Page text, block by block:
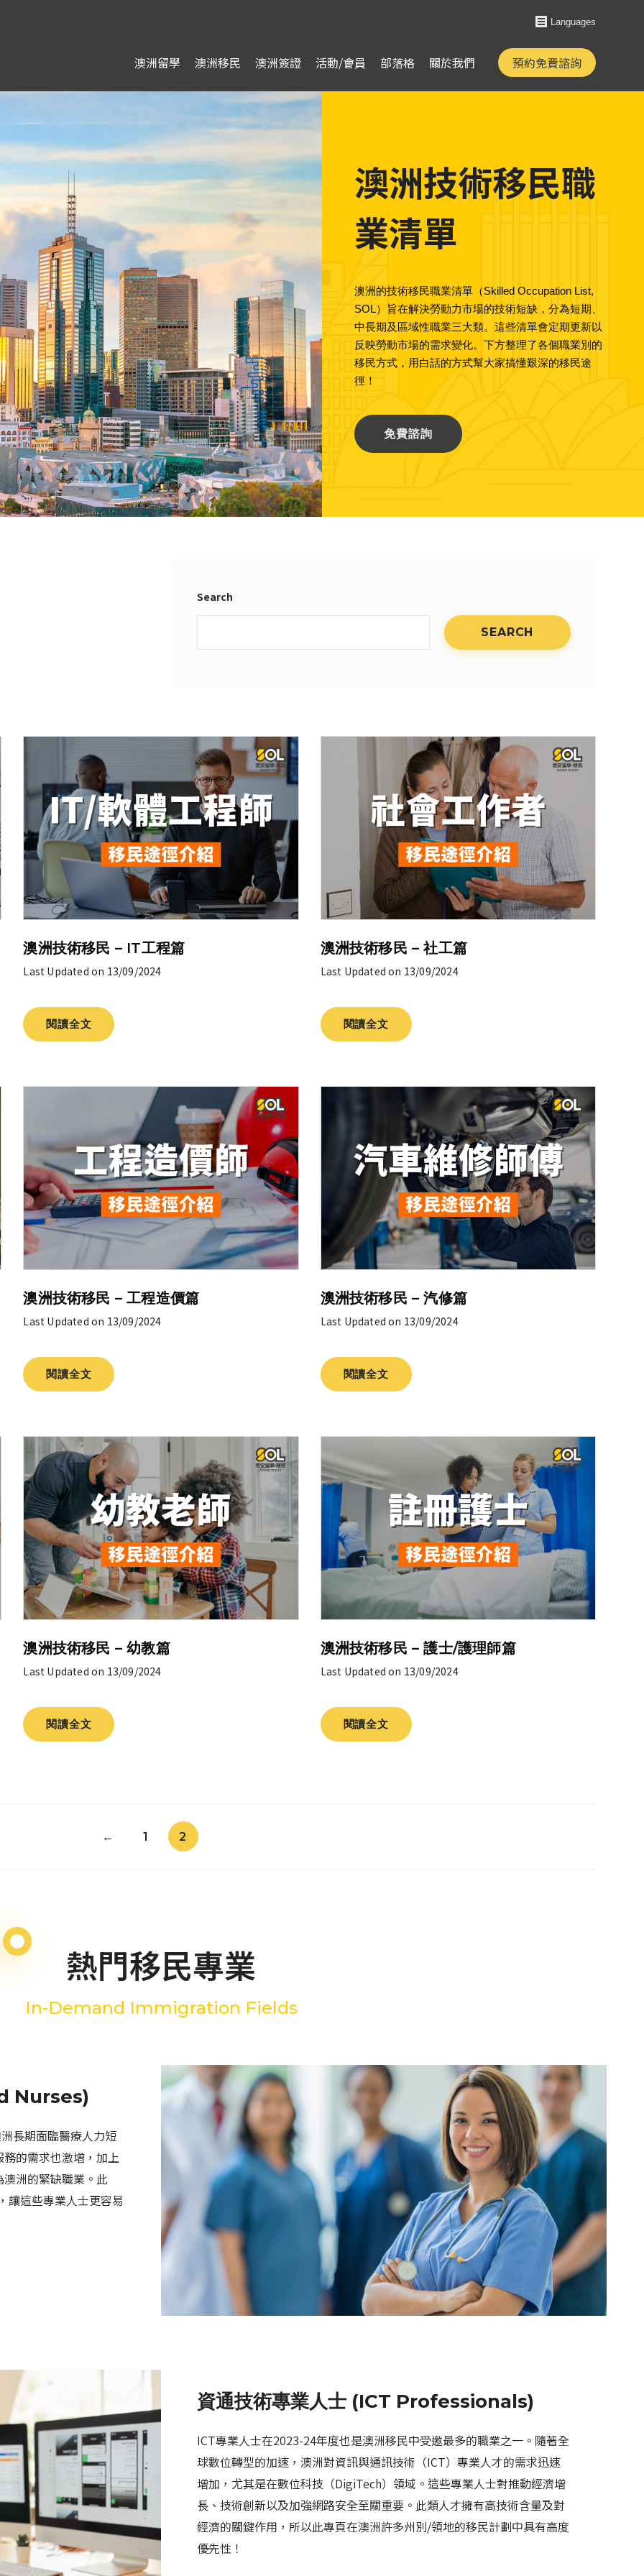
Languages
澳洲留學 澳洲移民 澳洲簽證 活動/會員 部落格 關於我們 預約免費諮詢
澳洲技術移民職
業清單
澳洲的技術移民職業清單（Skilled Occupation List,
SOL）旨在解決勞動力市場的技術短缺，分為短期、
中長期及區域性職業三大類。這些清單會定期更新以
反映勞動市場的需求變化。下方整理了各個職業別的
移民方式，用白話的方式幫大家搞懂艱深的移民途
徑！
免費諮詢
Search
SEARCH
澳洲技術移民 – IT工程篇
Last Updated on 13/09/2024
閱讀全文
澳洲技術移民 – 社工篇
Last Updated on 13/09/2024
閱讀全文
澳洲技術移民 – 工程造價篇
Last Updated on 13/09/2024
閱讀全文
澳洲技術移民 – 汽修篇
Last Updated on 13/09/2024
閱讀全文
澳洲技術移民 – 幼教篇
Last Updated on 13/09/2024
閱讀全文
澳洲技術移民 – 護士/護理師篇
Last Updated on 13/09/2024
閱讀全文
← 1 2
熱門移民專業
In-Demand Immigration Fields
Nurses)
長期面臨醫療人力短
的需求也激增，加上
洲的緊缺職業。此
讓這些專業人士更容易
資通技術專業人士 (ICT Professionals)
ICT專業人士在2023-24年度也是澳洲移民中受邀最多的職業之一。隨著全
球數位轉型的加速，澳洲對資訊與通訊技術（ICT）專業人才的需求迅速
增加，尤其是在數位科技（DigiTech）領域。這些專業人士對推動經濟增
長、技術創新以及加強網路安全至關重要。此類人才擁有高技術含量及對
經濟的關鍵作用，所以此專頁在澳洲許多州別/領地的移民計劃中具有高度
優先性！